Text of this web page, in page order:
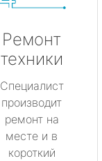
Ремонт
техники
Специалист
производит
ремонт на
месте и в
короткий